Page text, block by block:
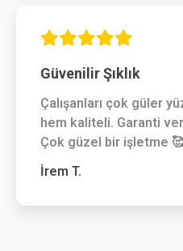
Güvenilir Şıklık
Çalışanları çok güler
hem kaliteli. Garanti
Çok güzel bir işletme
İrem T.